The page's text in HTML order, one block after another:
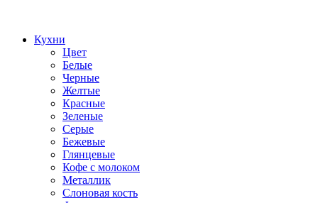
Кухни
Цвет
Белые
Черные
Желтые
Красные
Зеленые
Серые
Бежевые
Глянцевые
Кофе с молоком
Металлик
Слоновая кость